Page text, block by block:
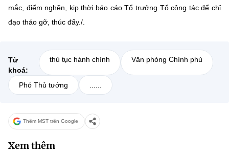
mắc, điểm nghẽn, kịp thời báo cáo Tổ trưởng Tổ công tác để chỉ
đạo tháo gỡ, thúc đẩy./.
Từ
khoá:
thủ tục hành chính Văn phòng Chính phủ
Phó Thủ tướng
Thêm MST trên Google
Xem thêm